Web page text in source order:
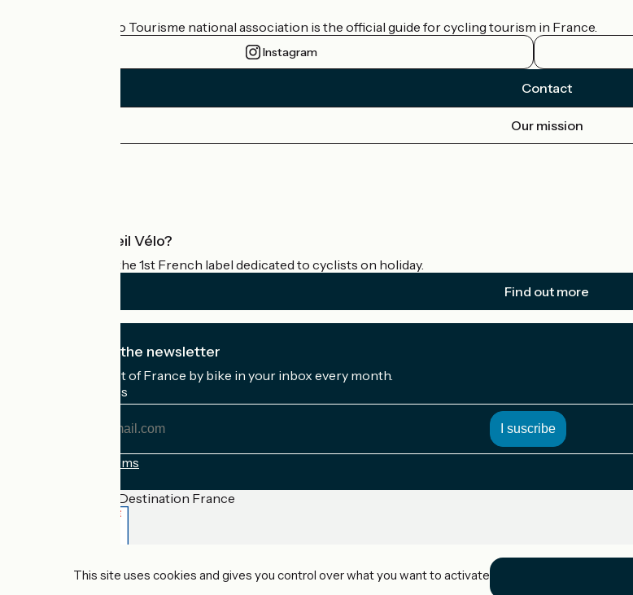
The France Vélo Tourisme national association is the official guide for cycling tourism in France.
Instagram
Contact
Our mission
What is Accueil Vélo?
Accueil Vélo is the 1st French label dedicated to cyclists on holiday.
Find out more
I subscribe to the newsletter
Receive the best of France by bike in your inbox every month.
My email address
Registration terms
Funded as part of Destination France
Accueil Vélo ProThis site uses cookies and gives you control over what you want to activate